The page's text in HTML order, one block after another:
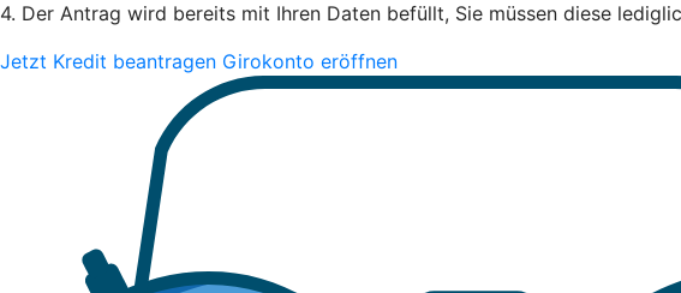
4. Der Antrag wird bereits mit Ihren Daten befüllt, Sie müssen diese
Jetzt Kredit beantragen Girokonto eröffnen